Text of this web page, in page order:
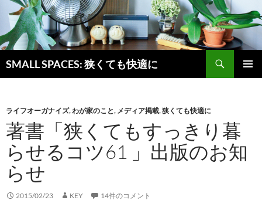
SMALL SPACES: 狭くても快適に
索
ン
ツ
へ
ス
キ
ッ
ライフオーガナイズ,わが家のこと, メディア掲載,狭くても快適に
著書「狭くてもすっきり暮
らせるコツ61 」出版のお知
らせ
2015/02/23 KEY 14件のコメント